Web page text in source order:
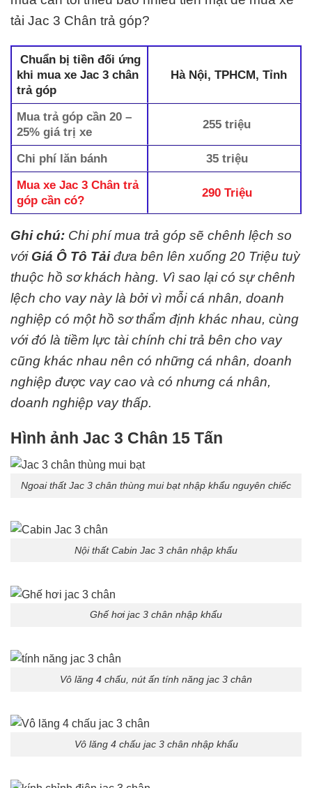
tải Jac 3 Chân trả góp?
Chuẩn bị tiền đối ứng
khi mua xe Jac 3 chân
trả góp
Hà Nội, TPHCM, Tỉnh
Mua trả góp cần 20 –
25% giá trị xe
255 triệu
Chi phí lăn bánh
35 triệu
Mua xe Jac 3 Chân trả
góp cần có?
290 Triệu
Ghi chú: Chi phí mua trả góp sẽ chênh lệch so
với Giá Ô Tô Tảiđưa bên lên xuống 20 Triệu tuỳ
thuộc hồ sơ khách hàng. Vì sao lại có sự chênh
lệch cho vay này là bởi vì mỗi cá nhân, doanh
nghiệp có một hồ sơ thẩm định khác nhau, cùng
với đó là tiềm lực tài chính chi trả bên cho vay
cũng khác nhau nên có những cá nhân, doanh
nghiệp được vay cao và có nhưng cá nhân,
doanh nghiệp vay thấp.
Hình ảnh Jac 3 Chân 15 Tấn
Ngoai thất Jac 3 chân thùng mui bạt nhập khẩu nguyên chiếc
Nội thất Cabin Jac 3 chân nhập khẩu
Ghế hơi jac 3 chân nhập khẩu
Vô lăng 4 chấu, nút ấn tính năng jac 3 chân
Vô lăng 4 chấu jac 3 chân nhập khẩu